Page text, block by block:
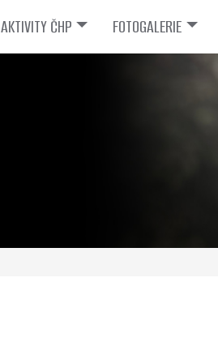
AKTIVITY ČHP FOTOGALERIE